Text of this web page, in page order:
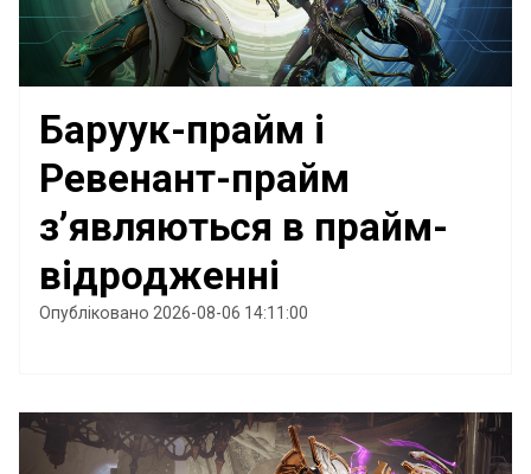
Баруук-прайм і
Ревенант-прайм
з’являються в прайм-
відродженні
Опубліковано 2026-08-06 14:11:00